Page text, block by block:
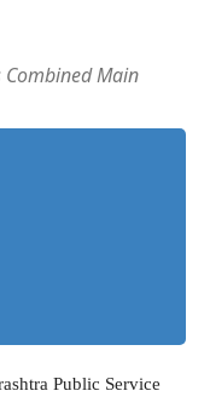
Combined Main
Public Service